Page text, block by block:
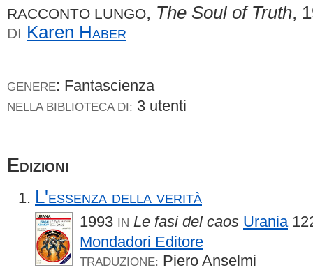
RACCONTO LUNGO, The Soul of Truth,
DI Karen Haber
GENERE: Fantascienza
NELLA BIBLIOTECA DI: 3 utenti
Edizioni
L'essenza della verità
1993 IN Le fasi del caos Urania
Mondadori Editore
TRADUZIONE: Piero Anselmi